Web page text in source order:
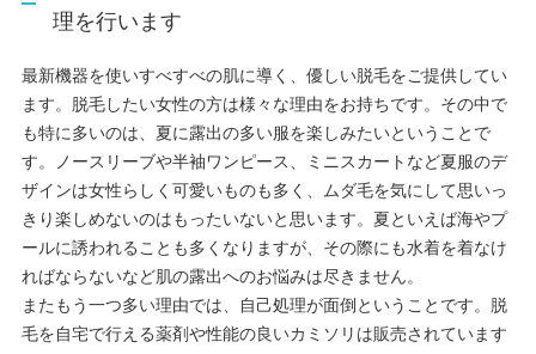
理を行います
最新機器を使いすべすべの肌に導く、優しい脱毛をご提供してい
ます。脱毛したい女性の方は様々な理由をお持ちです。その中で
も特に多いのは、夏に露出の多い服を楽しみたいということで
す。ノースリーブや半袖ワンピース、ミニスカートなど夏服のデ
ザインは女性らしく可愛いものも多く、ムダ毛を気にして思いっ
きり楽しめないのはもったいないと思います。夏といえば海やプ
ールに誘われることも多くなりますが、その際にも水着を着なけ
ればならないなど肌の露出へのお悩みは尽きません。
またもう一つ多い理由では、自己処理が面倒ということです。脱
毛を自宅で行える薬剤や性能の良いカミソリは販売されています